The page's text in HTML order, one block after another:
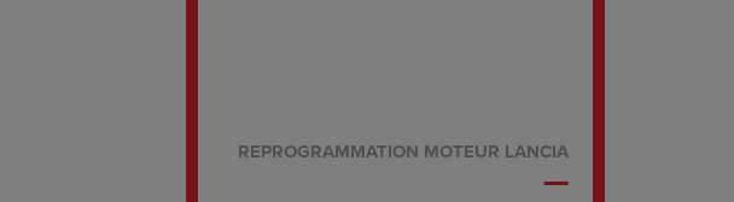
REPROGRAMMATION MOTEUR LANCIA